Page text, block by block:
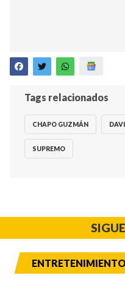
Tags relacionados
CHAPO GUZMÁN
SUPREMO
ENTRETENIMIENTO